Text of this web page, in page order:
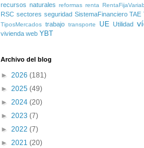
recursos naturales reformas renta
RSC sectores seguridad SistemaFinanciero TAE
TiposMercados trabajo transporte UE Utilidad
vivienda web YBT
Archivo del blog
► 2026 (181)
► 2025 (49)
► 2024 (20)
► 2023 (7)
► 2022 (7)
► 2021 (20)